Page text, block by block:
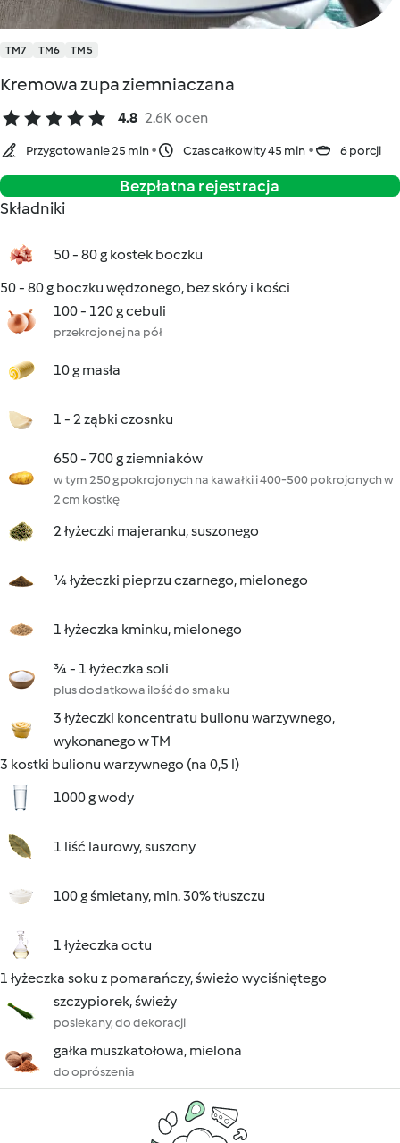
TM7 TM6 TM5
Kremowa zupa ziemniaczana
4.8 2.6K ocen
Przygotowanie 25 min Czas całkowity 45 min 6 porcji
Bezpłatna rejestracja
Składniki
50 - 80 g kostek boczku
50 - 80 g boczku wędzonego, bez skóry i kości
100 - 120 g cebuli
przekrojonej na pół
10 g masła
1 - 2 ząbki czosnku
650 - 700 g ziemniaków
w tym 250 g pokrojonych na kawałki i 400-500 pokrojonych w
2 cm kostkę
2 łyżeczki majeranku, suszonego
¼ łyżeczki pieprzu czarnego, mielonego
1 łyżeczka kminku, mielonego
¾ - 1 łyżeczka soli
plus dodatkowa ilość do smaku
3 łyżeczki koncentratu bulionu warzywnego,
wykonanego w TM
3 kostki bulionu warzywnego (na 0,5 l)
1000 g wody
1 liść laurowy, suszony
100 g śmietany, min. 30% tłuszczu
1 łyżeczka octu
1 łyżeczka soku z pomarańczy, świeżo wyciśniętego
szczypiorek, świeży
posiekany, do dekoracji
gałka muszkatołowa, mielona
do oprószenia